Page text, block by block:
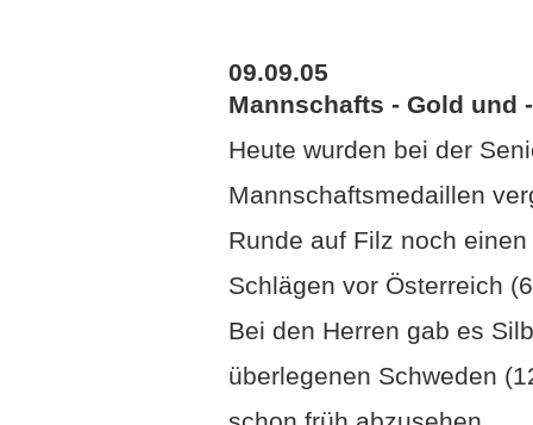
09.09.05
Mannschafts - Gold und
Heute wurden bei der
Mannschaftsmedaillen
Runde auf Filz noch
Schlägen vor Österreich
Bei den Herren gab es
überlegenen Schweden